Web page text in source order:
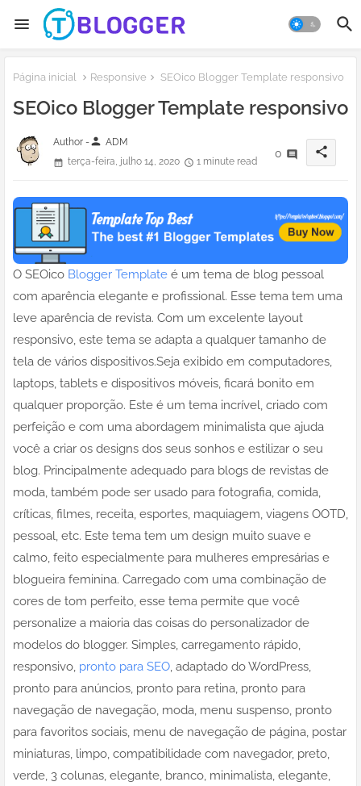
Página inicial Responsive SEOico Blogger Template responsivo
SEOico Blogger Template responsivo
Author -person ADM
terça-feira, julho 14, 2020
1 minute read
0 share
O SEOico Blogger Template é um tema de blog pessoal
com aparência elegante e profissional. Esse tema tem uma
leve aparência de revista. Com um excelente layout
responsivo, este tema se adapta a qualquer tamanho de
tela de vários dispositivos.Seja exibido em computadores,
laptops, tablets e dispositivos móveis, ficará bonito em
qualquer proporção. Este é um tema incrível, criado com
perfeição e com uma abordagem minimalista que ajuda
você a criar os designs dos seus sonhos e estilizar o seu
blog. Principalmente adequado para blogs de revistas de
moda, também pode ser usado para fotografia, comida,
críticas, filmes, receita, esportes, maquiagem, viagens OOTD,
pessoal, etc. Este tema tem um design muito suave e
calmo, feito especialmente para mulheres empresárias e
blogueira feminina. Carregado com uma combinação de
cores de tom perfeito, esse tema permite que você
personalize a maioria das coisas do personalizador de
modelos do blogger. Simples, carregamento rápido,
responsivo, pronto para SEO, adaptado do WordPress,
pronto para anúncios, pronto para retina, pronto para
navegação de navegação, moda, menu suspenso, pronto
para favoritos sociais, menu de navegação de página, postar
miniaturas, limpo, compatibilidade com navegador, preto,
verde, 3 colunas, elegante, branco, minimalista, elegante,